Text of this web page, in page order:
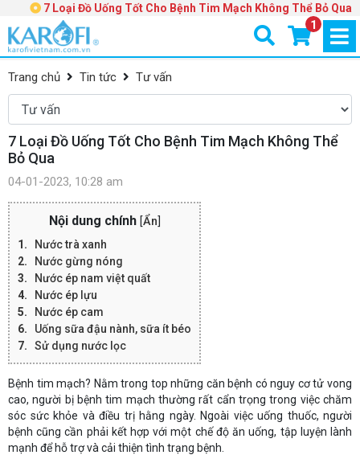
7 Loại Đồ Uống Tốt Cho Bệnh Tim Mạch Không Thể Bỏ Qua
1
Trang chủ Tin tức Tư vấn
7 Loại Đồ Uống Tốt Cho Bệnh Tim Mạch Không Thể
Bỏ Qua
04-01-2023, 10:28 am
Nội dung chính [Ẩn
Nước trà xanh
Nước gừng nóng
Nước ép nam việt quất
Nước ép lựu
Nước ép cam
Uống sữa đậu nành, sữa ít béo
Sử dụng nước lọc
Bệnh tim mạch? Nằm trong top những căn bệnh có nguy cơ tử vong
cao, người bị bệnh tim mạch thường rất cẩn trọng trong việc chăm
sóc sức khỏe và điều trị hằng ngày. Ngoài việc uống thuốc, người
bệnh cũng cần phải kết hợp với một chế độ ăn uống, tập luyện lành
mạnh để hỗ trợ và cải thiện tình trạng bệnh.